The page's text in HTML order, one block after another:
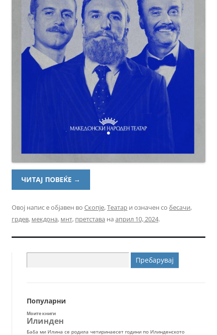
ЧИТАЈ ПОВЕЌЕ →
Овој напис е објавен во Скопје,Театар и означен со бесачи,
грдев, мекдона, мнт, претстава на април 10, 2024.
за:
Популарни